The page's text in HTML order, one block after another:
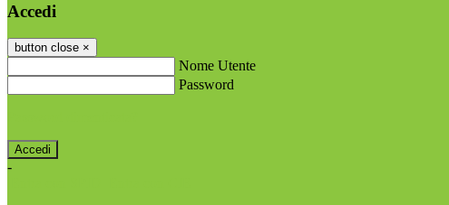
Accedi
button close ×
Nome Utente
Password
-